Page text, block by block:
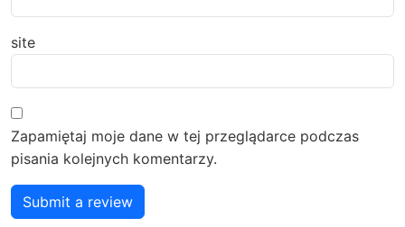
site
Zapamiętaj moje dane w tej przeglądarce podczas
pisania kolejnych komentarzy.
Submit a review